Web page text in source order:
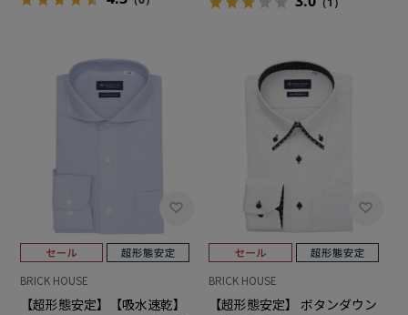
BRICK HOUSE
【超形態安定】【吸水速乾】
BRICK HOUSE
【超形態安定】 ボタンダウン